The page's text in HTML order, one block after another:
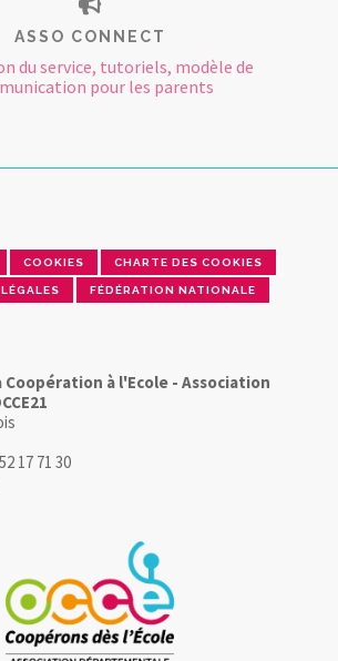
ASSO CONNECT
du service, tutoriels, modèle de
pour les parents
COOKIES CHARTE DES COOKIES
FÉDÉRATION NATIONALE
à l'Ecole - Association
17 71 30